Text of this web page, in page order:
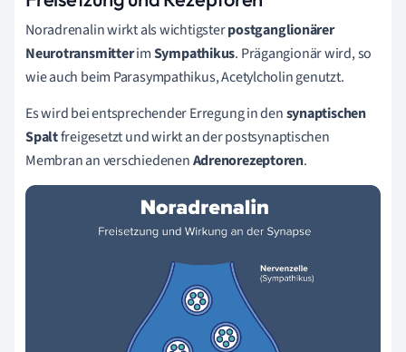
Noradrenalin wirkt als wichtigsterpostganglionärer
NeurotransmitterimSympathikus. Prägangionär wird, so
wie auch beim Parasympathikus, Acetylcholin genutzt.
Es wird bei entsprechender Erregung in densynaptischen
Spaltfreigesetzt und wirkt an der postsynaptischen
Membran an verschiedenenAdrenorezeptoren.